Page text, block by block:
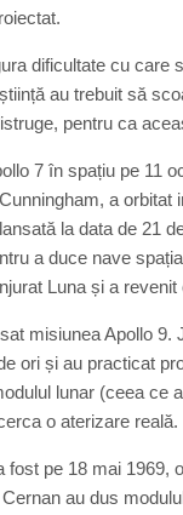
dificultate cu
au trebuit să
pentru ca
7 în spațiu pe 11
a
la data de 21
a duce nave
Luna și a
misiunea Apollo
ori și au practicat
lunar (ceea ce
o aterizare reală.
fost pe 18 mai
au dus